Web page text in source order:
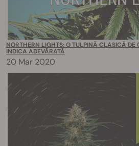
NORTHERN LIGHTS: O TULPINĂ CLASICĂ DE
INDICA ADEVĂRATĂ
20 Mar 2020